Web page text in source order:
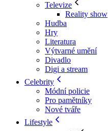
Televize
Reality show
Hudba
Hry
Literatura
Výtvarné umění
Divadlo
Digi a stream
Celebrity
Módní policie
Pro pamětníky
Nové tváře
Lifestyle